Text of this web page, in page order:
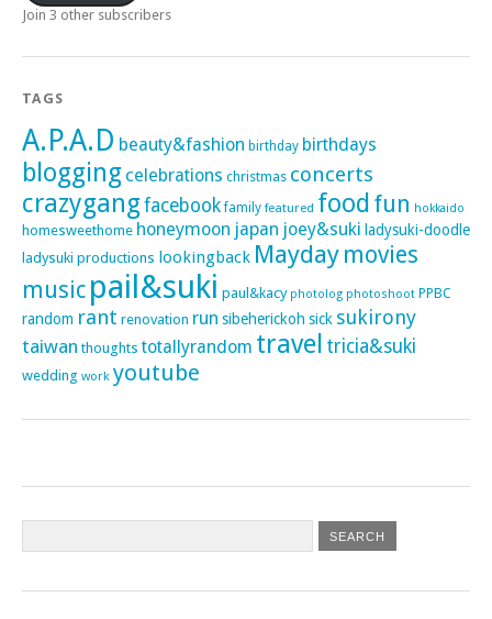
Join 3 other subscribers
TAGS
A.P.A.D beauty&fashion birthday birthdays
blogging celebrations christmas concerts
crazygangfacebook family featured food fun hokkaido
homesweethome honeymoon japan joey&suki ladysuki-doodle
ladysuki productions lookingback Mayday movies
music pail&suki paul&kacy photolog photoshoot PPBC
random rant renovation run sibeherickoh sick sukirony
taiwan thoughts totallyrandom travel tricia&suki
wedding work youtube